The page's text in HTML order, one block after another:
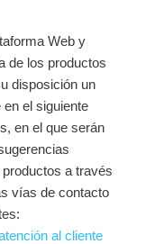
Web y
de los productos
disposición un
el siguiente
en el que serán
a través
vías de contacto
al cliente